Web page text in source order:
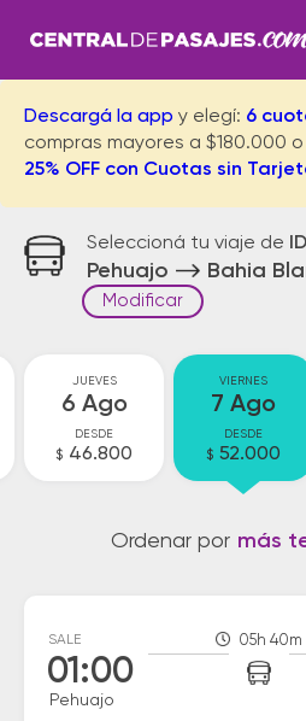
Descargá la app y elegí: 6
compras mayores a $180.000 o
25% OFF con Cuotas sin
Seleccioná tu viaje de
Pehuajo Bahia
Modificar
JUEVES
6 Ago
DESDE
$ 46.800
VIERNES
7 Ago
DESDE
$ 52.000
Ordenar por más
SALE
01:00
Pehuajo
05h 40m